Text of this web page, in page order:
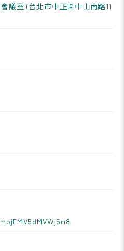
議室 (台北市中正區中山南路11